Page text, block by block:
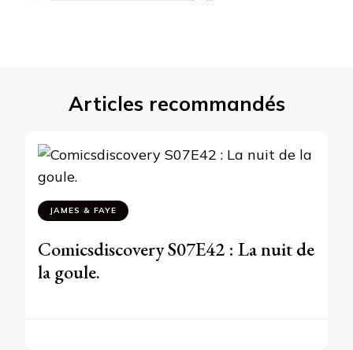
Articles recommandés
JAMES & FAYE
Comicsdiscovery S07E42 : La nuit de
la goule.